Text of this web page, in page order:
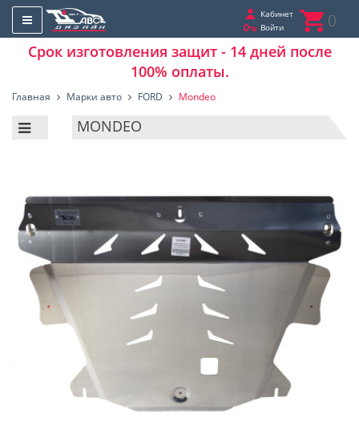
Кабинет
Войти
0
Срок изготовления защит - 14 дней после
100% оплаты.
Главная Марки авто FORD Mondeo
MONDEO